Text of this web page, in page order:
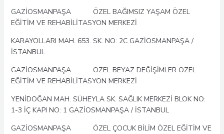
GAZİOSMANPAŞA ÖZEL BAĞIMSIZ YAŞAM ÖZEL
EĞİTİM VE REHABİLİTASYON MERKEZİ
KARAYOLLARI MAH. 653. SK. NO: 2C GAZİOSMANPAŞA /
İSTANBUL
GAZİOSMANPAŞA ÖZEL BEYAZ DEĞİŞİMLER ÖZEL
EĞİTİM VE REHABİLİTASYON MERKEZİ
YENİDOĞAN MAH. SÜHEYLA SK. SAĞLIK MERKEZİ BLOK NO:
1-3 İÇ KAPI NO: 1 GAZİOSMANPAŞA / İSTANBUL
GAZİOSMANPAŞA ÖZEL ÇOCUK BİLİM ÖZEL EĞİTİM VE